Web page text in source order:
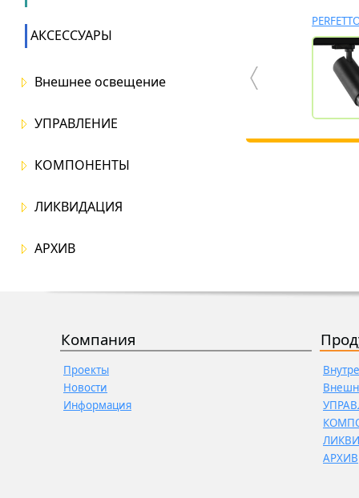
АКСЕССУАРЫ
Внешнее освещение
УПРАВЛЕНИЕ
КОМПОНЕНТЫ
ЛИКВИДАЦИЯ
АРХИВ
Компания
Проекты
Новости
Информация
АРХИВ